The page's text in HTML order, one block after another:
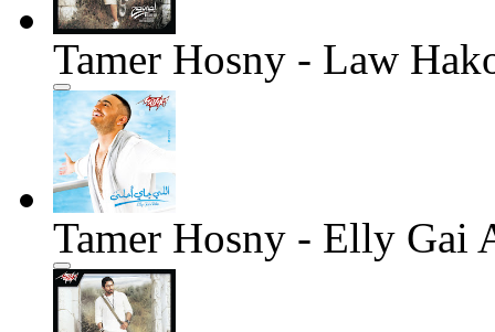
Tamer Hosny - Law
Tamer Hosny - Elly Gai